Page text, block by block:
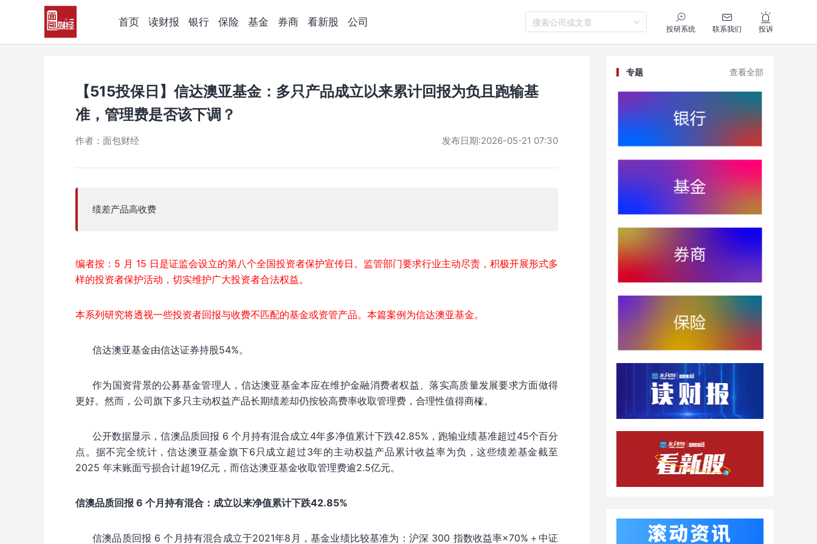
首页 读财报 银行 保险 基金 券商 看新股 公司 搜索公司或文章
投研系统 联系我们 投诉
【515投保日】信达澳亚基金：多只产品成立以来累计回报为负且跑输基
准，管理费是否该下调？
作者：面包财经 发布日期:2026-05-21 07:30
绩差产品高收费
编者按：5 月 15 日是证监会设立的第八个全国投资者保护宣传日。监管部门要求行业主动尽责，积极开展形式多
样的投资者保护活动，切实维护广大投资者合法权益。
本系列研究将透视一些投资者回报与收费不匹配的基金或资管产品。本篇案例为信达澳亚基金。
信达澳亚基金由信达证券持股54%。
作为国资背景的公募基金管理人，信达澳亚基金本应在维护金融消费者权益、落实高质量发展要求方面做得
更好。然而，公司旗下多只主动权益产品长期绩差却仍按较高费率收取管理费，合理性值得商榷。
公开数据显示，信澳品质回报 6 个月持有混合成立4年多净值累计下跌42.85%，跑输业绩基准超过45个百分
点。据不完全统计，信达澳亚基金旗下6只成立超过3年的主动权益产品累计收益率为负，这些绩差基金截至
2025 年末账面亏损合计超19亿元，而信达澳亚基金收取管理费逾2.5亿元。
信澳品质回报 6 个月持有混合：成立以来净值累计下跌42.85%
信澳品质回报 6 个月持有混合成立于2021年8月，基金业绩比较基准为：沪深 300 指数收益率×70%＋中证
专题 查看全部